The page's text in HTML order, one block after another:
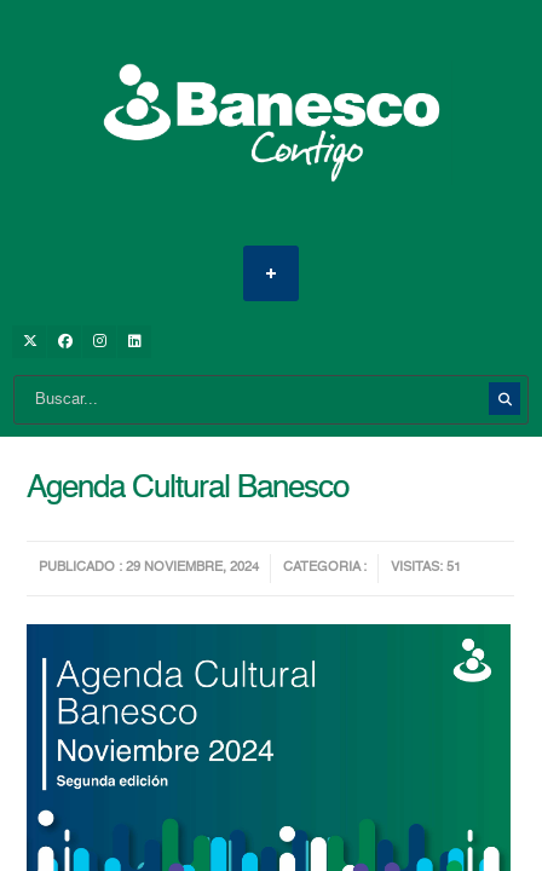
Agenda Cultural Banesco
PUBLICADO : 29 NOVIEMBRE, 2024 CATEGORIA : VISITAS: 51